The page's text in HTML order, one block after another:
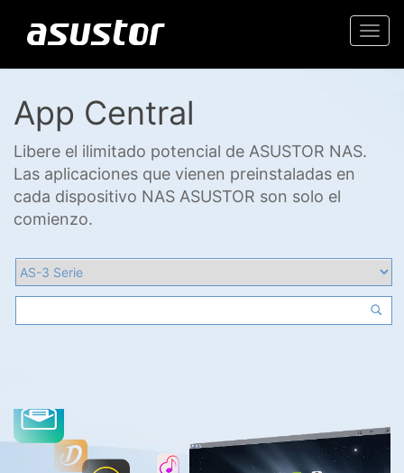
App Central
Libere el ilimitado potencial de ASUSTOR NAS.
Las aplicaciones que vienen preinstaladas en
cada dispositivo NAS ASUSTOR son solo el
comienzo.